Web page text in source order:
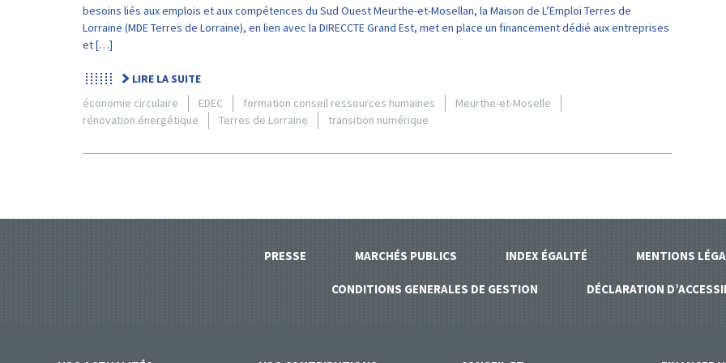
besoins liés aux emplois et aux compétences du Sud Ouest Meurthe-et-Mosellan, la Maison de L’Emploi Terres de
Lorraine (MDE Terres de Lorraine), en lien avec la DIRECCTE Grand Est, met en place un financement dédié aux entreprises
et […]
LIRE LA SUITE
économie circulaire
EDEC formation conseil ressources humaines
Meurthe-et-Moselle
rénovation énergétique
Terres de Lorraine transition numérique
PRESSE MARCHÉS PUBLICS INDEX ÉGALITÉ MENTIONS
CONDITIONS GENERALES DE GESTION DÉCLARATION